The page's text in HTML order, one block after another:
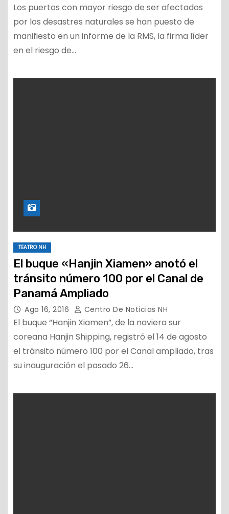
Los puertos con mayor riesgo de ser afectados
por los desastres naturales se han puesto de
manifiesto en un informe de la RMS, la firma líder
en el riesgo de…
TEATRO NH
El buque «Hanjin Xiamen» anotó el
tránsito número 100 por el Canal de
Panamá Ampliado
Ago 16, 2016 Centro De Noticias NH
El buque “Hanjin Xiamen”, de la naviera sur
coreana Hanjin Shipping, registró el 14 de agosto
el tránsito número 100 por el Canal ampliado, tras
su inauguración el pasado 26…